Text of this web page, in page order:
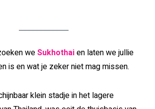
weSukhothaien laten we jullie
is en wat je zeker niet mag missen.
klein stadje in het lagere